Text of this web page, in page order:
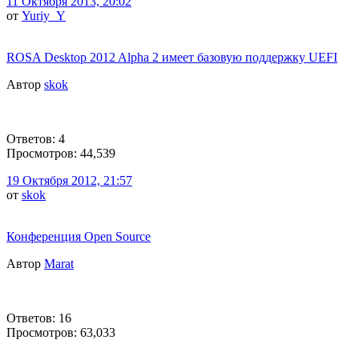
от Yuriy_Y
ROSA Desktop 2012 Alpha 2 имеет базовую поддержку UEFI
Автор skok
Ответов: 4
Просмотров: 44,539
19 Октября 2012, 21:57
от skok
Конференция Open Source
Автор Marat
Ответов: 16
Просмотров: 63,033